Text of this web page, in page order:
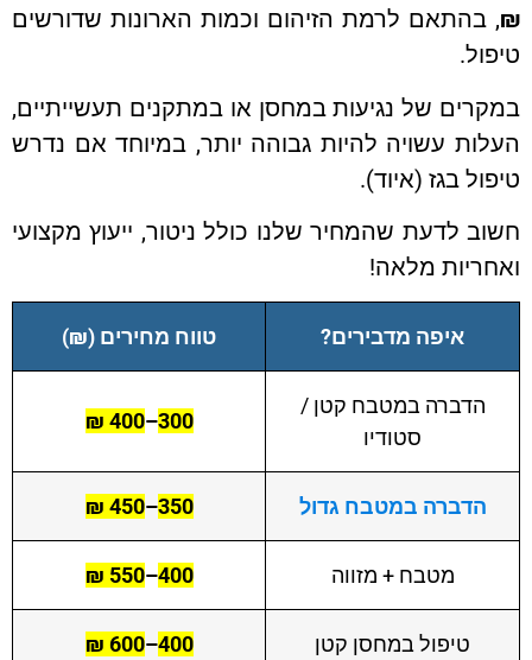
בהתאם לרמת הזיהום וכמות הארונות שדורשים
של נגיעות במחסן או במתקנים תעשייתיים,
עשויה להיות גבוהה יותר, במיוחד אם נדרש
בגז (איוד).
לדעת שהמחיר שלנו כולל ניטור, ייעוץ מקצועי
מלאה!
איפה מדבירים? טווח מחירים (₪)
הדברה במטבח קטן /
סטודיו
300
–
400 ₪
הדברה במטבח גדול 350
–
450 ₪
מטבח + מזווה 400
–
550 ₪
טיפול במחסן קטן 400
–
600 ₪